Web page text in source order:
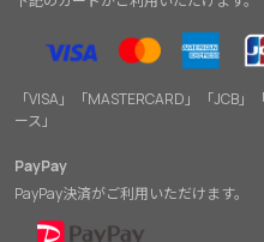
「VISA」「MASTERCARD」「JCB
ース」
PayPay
PayPay決済がご利用いただけます。